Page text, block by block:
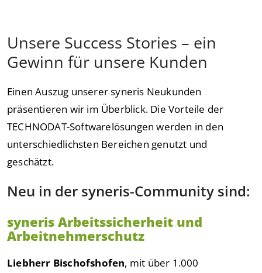
Unsere Success Stories – ein
Gewinn für unsere Kunden
Einen Auszug unserer syneris Neukunden
präsentieren wir im Überblick. Die Vorteile der
TECHNODAT-Softwarelösungen werden in den
unterschiedlichsten Bereichen genutzt und
geschätzt.
Neu in der syneris-Community sind:
syneris Arbeitssicherheit und
Arbeitnehmerschutz
Liebherr Bischofshofen, mit über 1.000